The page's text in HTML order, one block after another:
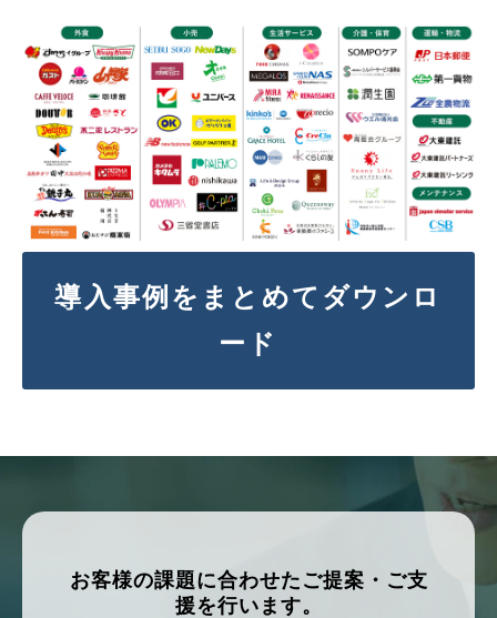
導入事例をまとめてダウンロ
ード
お客様の課題に合わせたご提案・ご支
援を行います。